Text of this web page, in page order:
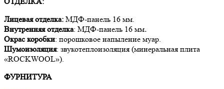
Лицевая отделка: МДФ-панель 16 мм.
Внутренняя отделка: МДФ-панель 16 мм.
Окрас коробки: порошковое напыление муар.
Шумоизоляция: звукотеплоизоляция (минеральная плита
«ROCKWOOL»).
ФУРНИТУРА